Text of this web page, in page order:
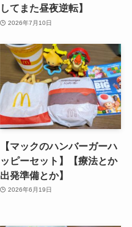
してまた昼夜逆転】
2026年7月10日
【マックのハンバーガーハ
ッピーセット】【療法とか
出発準備とか】
2026年6月19日